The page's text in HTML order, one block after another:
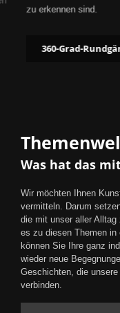
zu erkennen sind.
360-Grad-
Was hat das
Wir möchten Ihnen
vermitteln. Darum
die mit unser aller
es zu diesen Themen
können Sie Ihre ganz
wieder neue
Geschichten, die
verbinden.